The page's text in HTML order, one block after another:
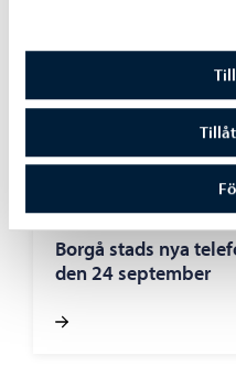
Borgå stads nya
den 24 september